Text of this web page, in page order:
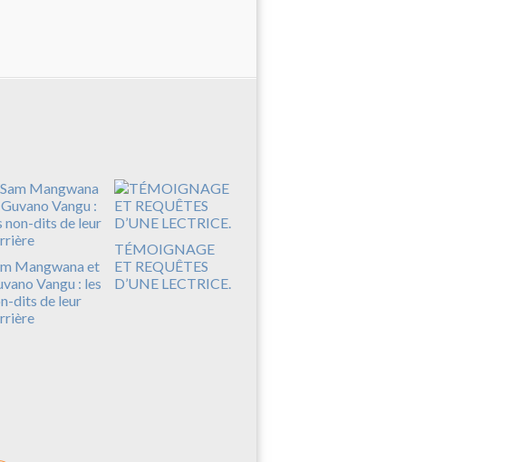
Mangwana et
Vangu : les
dits de leur
TÉMOIGNAGE
ET REQUÊTES
D’UNE LECTRICE.